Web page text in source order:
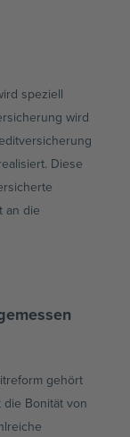
speziell
wird
Diese
an die
gehört
Bonität von